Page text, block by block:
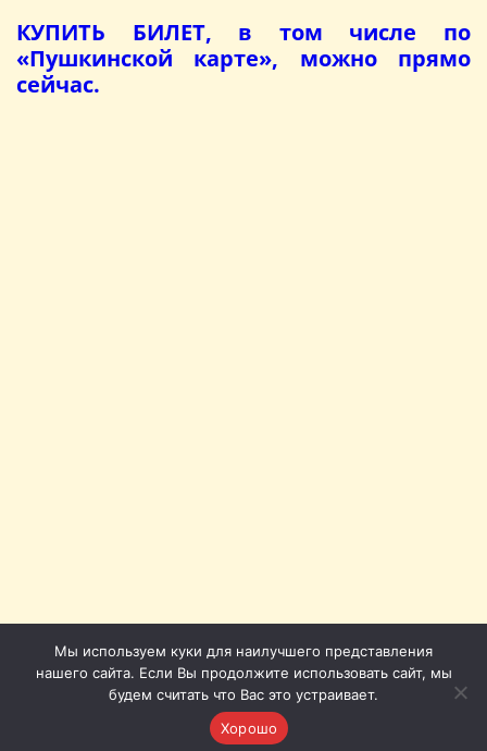
КУПИТЬ БИЛЕТ, в том числе по
«Пушкинской карте», можно прямо
сейчас.
Мы используем куки для наилучшего представления
нашего сайта. Если Вы продолжите использовать сайт, мы
будем считать что Вас это устраивает.
Хорошо